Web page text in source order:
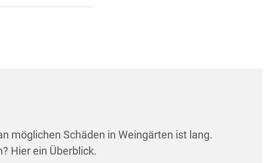
möglichen Schäden in Weingärten ist lang.
Hier ein Überblick.